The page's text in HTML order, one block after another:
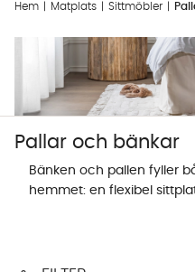
Hem Matplats Sittmöbler
Pallar och bänkar
Bänken och pallen fyller
hemmet: en flexibel
och fungerar på fler
AI-assistent